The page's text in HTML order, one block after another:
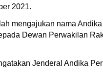
2021.
mengajukan nama
Dewan Perwakilan
Jenderal Andika